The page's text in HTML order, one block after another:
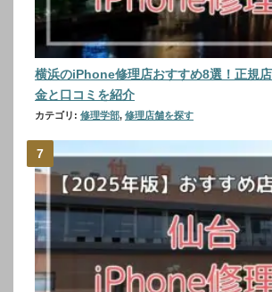
横浜のiPhone修理店おすすめ8選！正規
金と口コミを紹介
カテゴリ: 修理学部, 修理店舗を探す